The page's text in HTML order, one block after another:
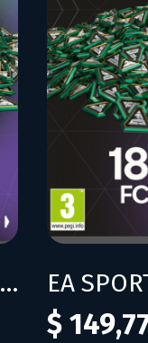
EA SPORTS FC™ 26 - FC Points 12000
$